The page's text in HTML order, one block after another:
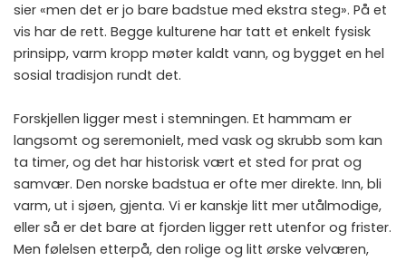
sier «men det er jo bare badstue med ekstra steg». På et
vis har de rett. Begge kulturene har tatt et enkelt fysisk
prinsipp, varm kropp møter kaldt vann, og bygget en hel
sosial tradisjon rundt det.
Forskjellen ligger mest i stemningen. Et hammam er
langsomt og seremonielt, med vask og skrubb som kan
ta timer, og det har historisk vært et sted for prat og
samvær. Den norske badstua er ofte mer direkte. Inn, bli
varm, ut i sjøen, gjenta. Vi er kanskje litt mer utålmodige,
eller så er det bare at fjorden ligger rett utenfor og frister.
Men følelsen etterpå, den rolige og litt ørske velværen,